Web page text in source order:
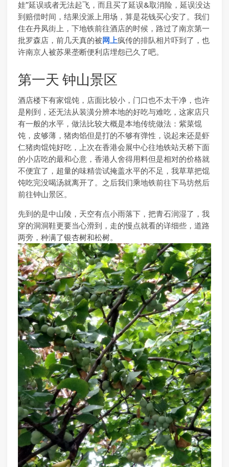
娃”延误或者无法起飞，而且买了延误&取消险，延误没达
到赔偿时间，结果没派上用场，算是花钱买心安了。我们
住在丹凤街上，下地铁前往酒店的时候，路过了南京第一
批罗森店，前几天真的被 网上疯传的排队相片吓到了，也
许南京人被苏果垄断便利店埋怨已久了吧。
第一天 钟山景区
酒店楼下有家馄饨，店面比较小，门口也不太干净，也许
是刚到，还无法从装潢分辨本地的好吃与难吃，这家店只
有一般的水平，做法比较大概是本地传统做法：紫菜馄
饨，皮够薄，猪肉馅但是打的不够有弹性，说起来还是虾
仁猪肉馄饨好吃，上次在香港会展中心往地铁站天桥下面
的小店吃的最和心意，香港人舍得用料但是相对的价格就
不便宜了，超量的味精尝试掩盖水平的不足，我草草把馄
饨吃完没喝汤就离开了。之后我们乘地铁前往下马坊然后
前往钟山景区。
先到的是中山陵，天空有点小雨落下，把青石润湿了，我
穿的洞洞鞋更要当心滑到，走的慢点就看的详细些，道路
两旁，种满了银杏树和松树。